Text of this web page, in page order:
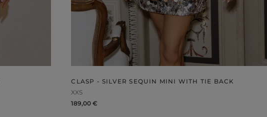
CLASP - SILVER SEQUIN MINI WITH TIE BACK
XXS
189,00 €